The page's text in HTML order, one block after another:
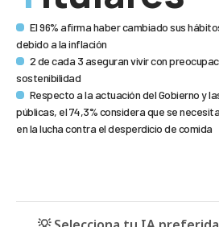
El 96% afirma haber cambiado sus
debido a la inflación
2 de cada 3 aseguran vivir con
sostenibilidad
Respecto a la actuación del Gobierno y
públicas, el 74,3% considera que se
en la lucha contra el desperdicio de comida